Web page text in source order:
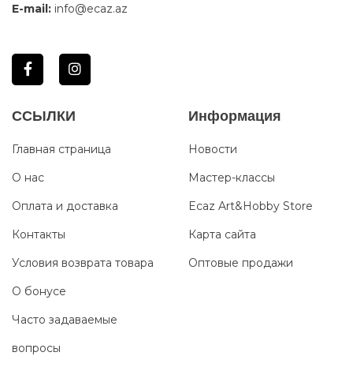
E-mail: info@ecaz.az
ССЫЛКИ
Главная страница
О нас
Оплата и доставка
Контакты
Условия возврата товара
О бонусе
Часто задаваемые
вопросы
Информация
Новости
Мастер-классы
Ecaz Art&Hobby Store
Карта сайта
Оптовые продажи